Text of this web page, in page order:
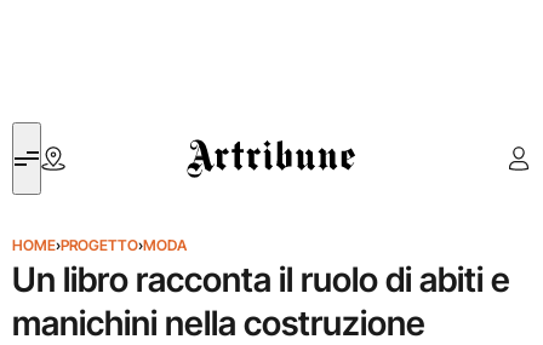
Artribune
HOME›PROGETTO›MODA
Un libro racconta il ruolo di abiti e
manichini nella costruzione